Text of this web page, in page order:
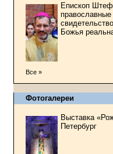
Епископ
Божья
Все »
Фотогалереи
Выставка
Петербург